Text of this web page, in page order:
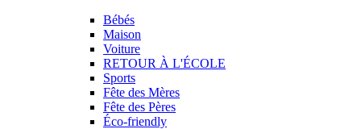
Bébés
Maison
Voiture
RETOUR À L'ÉCOLE
Sports
Fête des Mères
Fête des Pères
Éco-friendly